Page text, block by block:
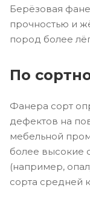
Берёзовая
прочностью и
пород более
По
Фанера сорт
дефектов на
мебельной
более высокие
(например,
сорта средней